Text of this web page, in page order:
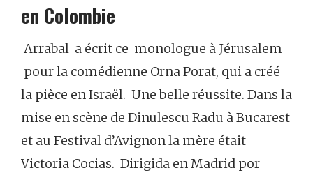
en Colombie
Arrabal a écrit ce monologue à Jérusalem
pour la comédienne Orna Porat, qui a créé
la pièce en Israël. Une belle réussite. Dans la
mise en scène de Dinulescu Radu à Bucarest
et au Festival d’Avignon la mère était
Victoria Cocias. Dirigida en Madrid por